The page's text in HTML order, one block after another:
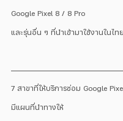
Google Pixel 8 / 8 Pro
และรุ่นอื่น ๆ ที่นำเข้ามาใช้งานในไทย
7 สาขาที่ให้บริการซ่อม Google
มีแผนที่นำทางให้